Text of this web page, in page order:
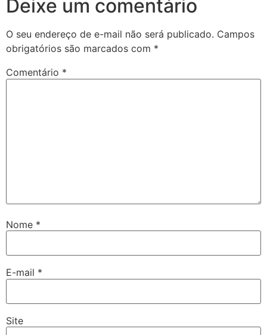
Deixe um comentário
O seu endereço de e-mail não será publicado. Campos
obrigatórios são marcados com *
Comentário *
Nome *
E-mail *
Site